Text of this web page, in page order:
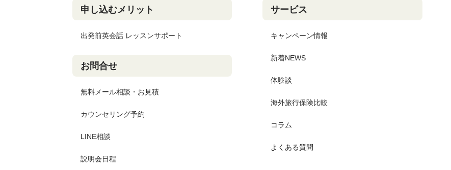
申し込むメリット
出発前英会話 レッスンサポート
お問合せ
無料メール相談・お見積
カウンセリング予約
LINE相談
説明会日程
サービス
キャンペーン情報
新着NEWS
体験談
海外旅行保険比較
コラム
よくある質問